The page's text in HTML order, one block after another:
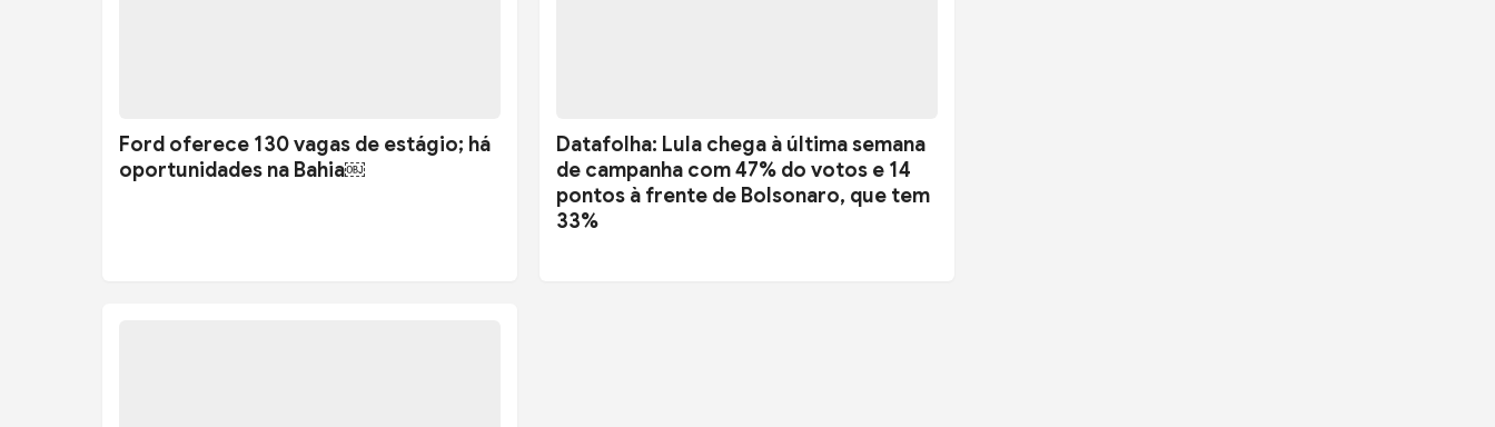
Ford oferece 130 vagas de estágio; há
oportunidades na Bahia￼
Datafolha: Lula chega à última semana
de campanha com 47% do votos e 14
pontos à frente de Bolsonaro, que tem
33%